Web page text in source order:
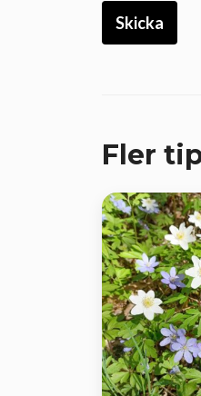
Fler